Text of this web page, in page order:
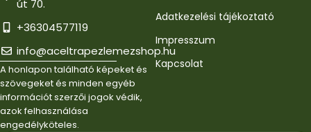
út 70.
+36304577119
info@aceltrapezlemezshop.hu
A honlapon található képeket és
szövegeket és minden egyéb
információt szerzői jogok védik,
azok felhasználása
engedélyköteles.
Adatkezelési tájékoztató
Impresszum
Kapcsolat